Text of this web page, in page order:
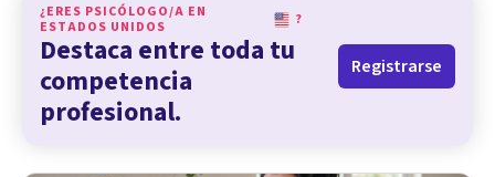
¿ERES PSICÓLOGO/A EN
ESTADOS UNIDOS
?
Destaca entre toda tu
competencia
profesional.
Registrarse